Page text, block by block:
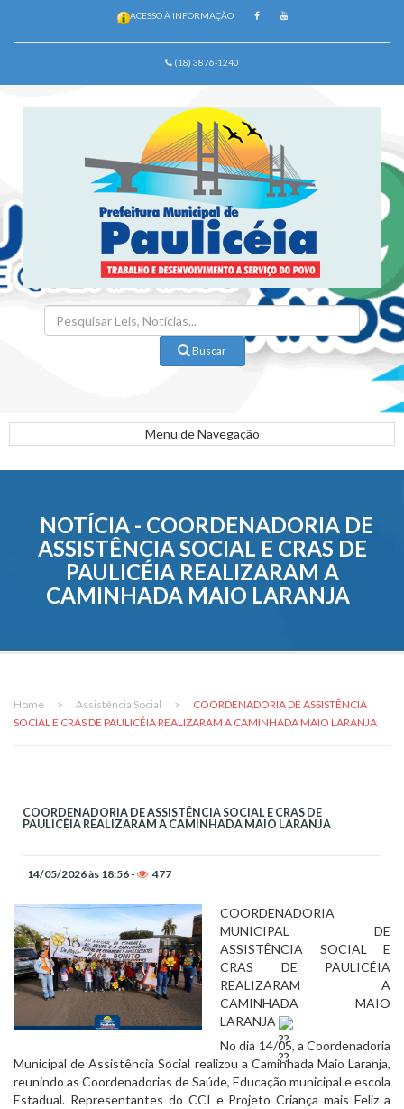
ACESSO À INFORMAÇÃO
(18) 3876-1240
Buscar
Menu de Navegação
NOTÍCIA - COORDENADORIA DE
ASSISTÊNCIA SOCIAL E CRAS DE
PAULICÉIA REALIZARAM A
CAMINHADA MAIO LARANJA
Home > Assistência Social >
COORDENADORIA DE ASSISTÊNCIA
SOCIAL E CRAS DE PAULICÉIA REALIZARAM A CAMINHADA MAIO LARANJA
COORDENADORIA DE ASSISTÊNCIA SOCIAL E CRAS DE
PAULICÉIA REALIZARAM A CAMINHADA MAIO LARANJA
14/05/2026 às 18:56 - 477
COORDENADORIA
MUNICIPAL DE
ASSISTÊNCIA SOCIAL E
CRAS DE PAULICÉIA
REALIZARAM A
CAMINHADA MAIO
LARANJA
No dia 14/05, a Coordenadoria
Municipal de Assistência Social realizou a Caminhada Maio Laranja,
reunindo as Coordenadorias de Saúde, Educação municipal e escola
Estadual. Representantes do CCI e Projeto Criança mais Feliz a